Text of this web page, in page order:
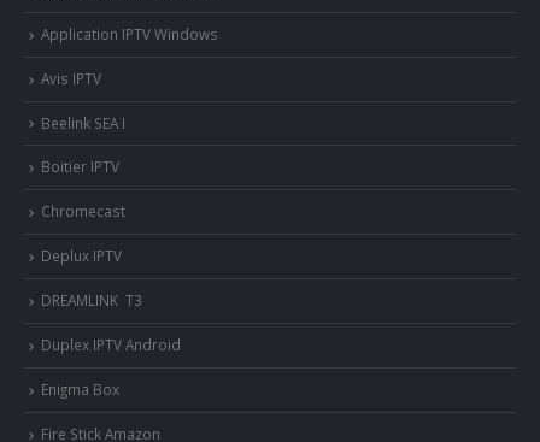
Application IPTV Windows
Avis IPTV
Beelink SEA I
Boitier IPTV
Chromecast
Deplux IPTV
DREAMLINK T3
Duplex IPTV Android
Enigma Box
Fire Stick Amazon